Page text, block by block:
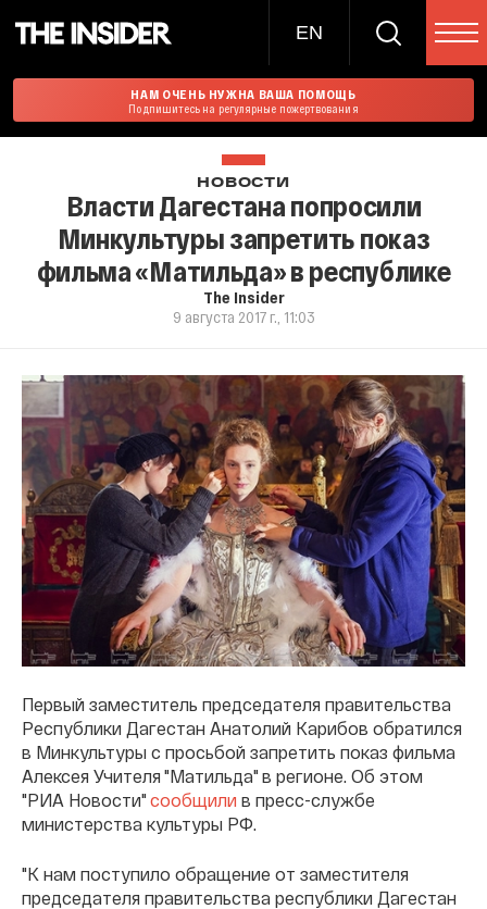
EN
НАМ ОЧЕНЬ НУЖНА ВАША ПОМОЩЬ
Подпишитесь на регулярные пожертвования
НОВОСТИ
Власти Дагестана попросили
Минкультуры запретить показ
фильма «Матильда» в республике
The Insider
9 августа 2017 г., 11:03
Первый заместитель председателя правительства
Республики Дагестан Анатолий Карибов обратился
в Минкультуры с просьбой запретить показ фильма
Алексея Учителя "Матильда" в регионе. Об этом
"РИА Новости" сообщили в пресс-службе
министерства культуры РФ.
"К нам поступило обращение от заместителя
председателя правительства республики Дагестан